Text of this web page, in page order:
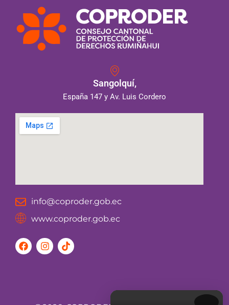
Sangolquí,
España 147 y Av. Luis Cordero
info@coproder.gob.ec
www.coproder.gob.ec
F
a
I
n
T
i